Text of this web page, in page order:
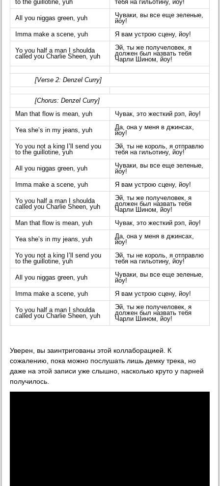
to the guillotine, yuh тебя на гильотину, йоу!
All you niggas green, yuh
Чуваки, вы все еще зеленые,
йоу!
Imma make a scene, yuh
Я вам устрою сцену, йоу!
Yo you half a man I shoulda
called you Charlie Sheen, yuh
Эй, ты же получеловек, я
должен был назвать тебя
Чарли Шином, йоу!
[Verse 2: Denzel Curry]
[Chorus: Denzel Curry]
Man that flow is mean, yuh
Чувак, это жесткий рэп, йоу!
Yea she’s in my jeans, yuh
Да, она у меня в джинсах,
йоу!
Yo you not a king I’ll send you
to the guillotine, yuh
Эй, ты не король, я отправлю
тебя на гильотину, йоу!
All you niggas green, yuh
Чуваки, вы все еще зеленые,
йоу!
Imma make a scene, yuh
Я вам устрою сцену, йоу!
Yo you half a man I shoulda
called you Charlie Sheen, yuh
Эй, ты же получеловек, я
должен был назвать тебя
Чарли Шином, йоу!
Man that flow is mean, yuh
Чувак, это жесткий рэп, йоу!
Yea she’s in my jeans, yuh
Да, она у меня в джинсах,
йоу!
Yo you not a king I’ll send you
to the guillotine, yuh
Эй, ты не король, я отправлю
тебя на гильотину, йоу!
All you niggas green, yuh
Чуваки, вы все еще зеленые,
йоу!
Imma make a scene, yuh
Я вам устрою сцену, йоу!
Yo you half a man I shoulda
called you Charlie Sheen, yuh
Эй, ты же получеловек, я
должен был назвать тебя
Чарли Шином, йоу!
Уверен, вы заинтригованы этой коллаборацией. К
сожалению, пока можно послушать лишь демку трека, но
даже на этой записи уже слышно, насколько круто у парней
получилось.